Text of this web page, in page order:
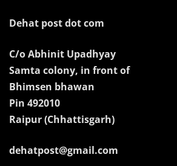
Dehat post dot com
C/o Abhinit Upadhyay
Samta colony, in front of
Bhimsen bhawan
Pin 492010
Raipur (Chhattisgarh)
dehatpost@gmail.com